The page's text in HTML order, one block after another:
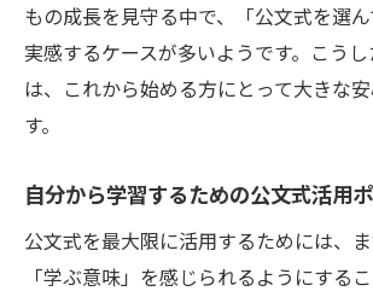
もの成長を見守る中で、「公文式を選
実感するケースが多いようです。こう
は、これから始める方にとって大きな
す。
自分から学習するための公文式活用
公文式を最大限に活用するためには、
「学ぶ意味」を感じられるようにするこ